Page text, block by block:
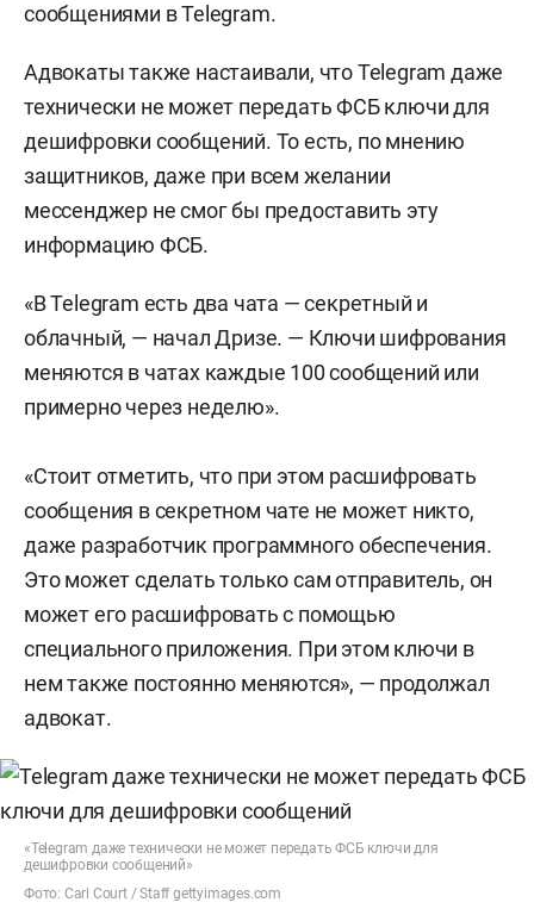
сообщениями в Telegram.
Адвокаты также настаивали, что Telegram даже
технически не может передать ФСБ ключи для
дешифровки сообщений. То есть, по мнению
защитников, даже при всем желании
мессенджер не смог бы предоставить эту
информацию ФСБ.
«В Telegram есть два чата — секретный и
облачный, — начал Дризе. — Ключи шифрования
меняются в чатах каждые 100 сообщений или
примерно через неделю».
«Стоит отметить, что при этом расшифровать
сообщения в секретном чате не может никто,
даже разработчик программного обеспечения.
Это может сделать только сам отправитель, он
может его расшифровать с помощью
специального приложения. При этом ключи в
нем также постоянно меняются», — продолжал
адвокат.
«Telegram даже технически не может передать ФСБ ключи для
дешифровки сообщений»
Фото: Carl Court / Staff gettyimages.com